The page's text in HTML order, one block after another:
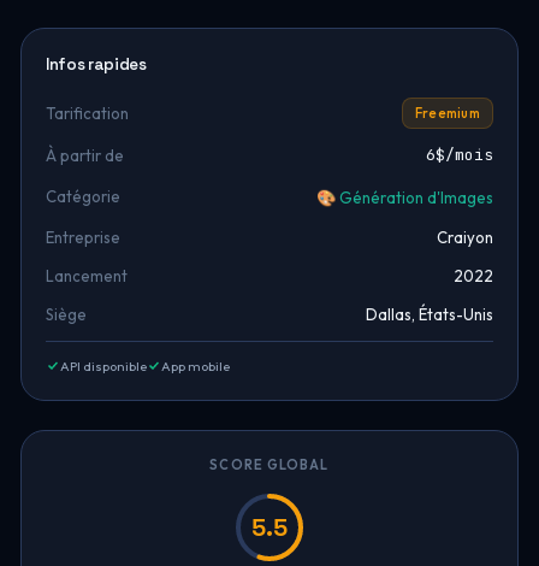
Infos rapides
Tarification Freemium
À partir de 6$/mois
Catégorie 🎨 Génération d'Images
Entreprise
Craiyon
Lancement
2022
Siège
Dallas, États-Unis
API disponible App mobile
SCORE GLOBAL
5.5